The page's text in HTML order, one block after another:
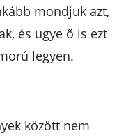
mondjuk azt,
és ugye ő is ezt
legyen.
között nem